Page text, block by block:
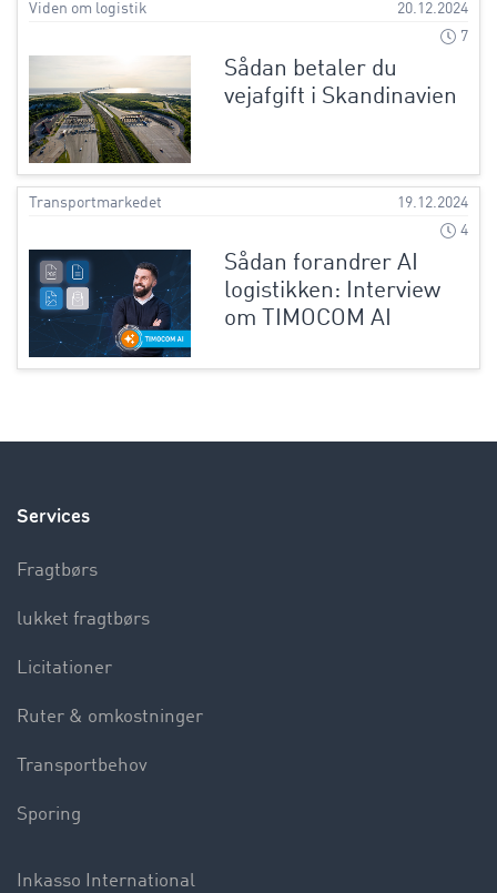
Viden om logistik
20.12.2024
7
Sådan betaler du
vejafgift i Skandinavien
Transportmarkedet
19.12.2024
4
Sådan forandrer AI
logistikken: Interview
om TIMOCOM AI
Services
Fragtbørs
lukket fragtbørs
Licitationer
Ruter & omkostninger
Transportbehov
Sporing
Inkasso International